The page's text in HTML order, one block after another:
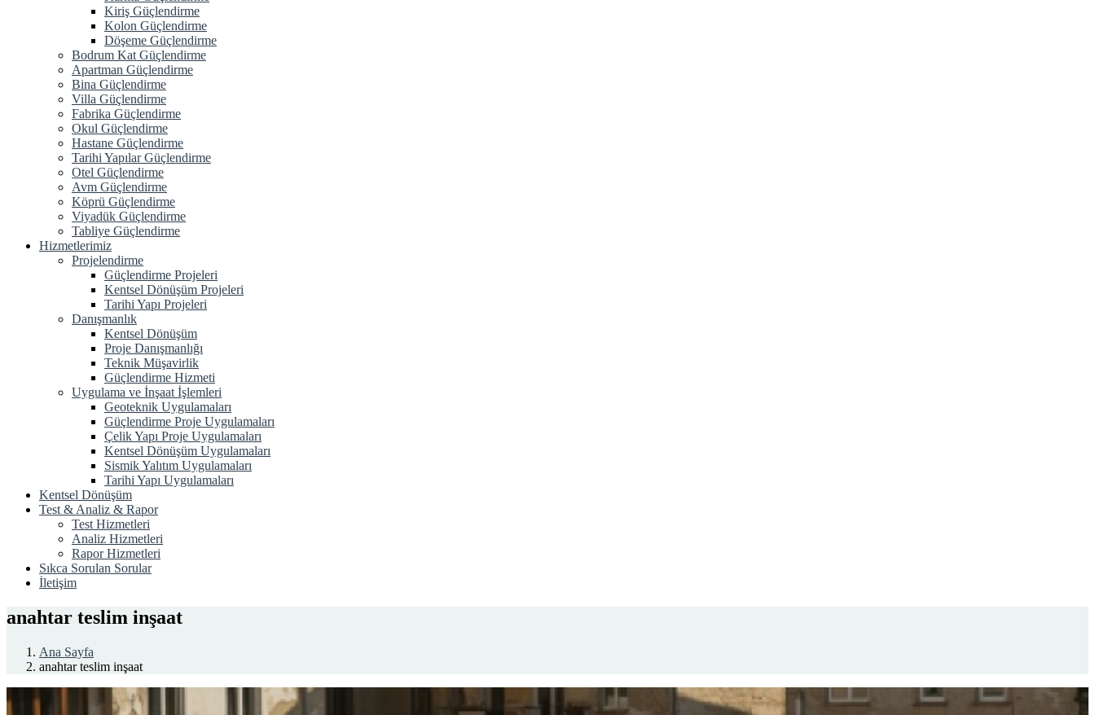
Kiriş Güçlendirme
Kolon Güçlendirme
Döşeme Güçlendirme
Bodrum Kat Güçlendirme
Apartman Güçlendirme
Bina Güçlendirme
Villa Güçlendirme
Fabrika Güçlendirme
Okul Güçlendirme
Hastane Güçlendirme
Tarihi Yapılar Güçlendirme
Otel Güçlendirme
Avm Güçlendirme
Köprü Güçlendirme
Viyadük Güçlendirme
Tabliye Güçlendirme
Hizmetlerimiz
Projelendirme
Güçlendirme Projeleri
Kentsel Dönüşüm Projeleri
Tarihi Yapı Projeleri
Danışmanlık
Kentsel Dönüşüm
Proje Danışmanlığı
Teknik Müşavirlik
Güçlendirme Hizmeti
Uygulama ve İnşaat İşlemleri
Geoteknik Uygulamaları
Güçlendirme Proje Uygulamaları
Çelik Yapı Proje Uygulamaları
Kentsel Dönüşüm Uygulamaları
Sismik Yalıtım Uygulamaları
Tarihi Yapı Uygulamaları
Kentsel Dönüşüm
Test & Analiz & Rapor
Test Hizmetleri
Analiz Hizmetleri
Rapor Hizmetleri
Sıkca Sorulan Sorular
İletişim
anahtar teslim inşaat
Ana Sayfa
anahtar teslim inşaat